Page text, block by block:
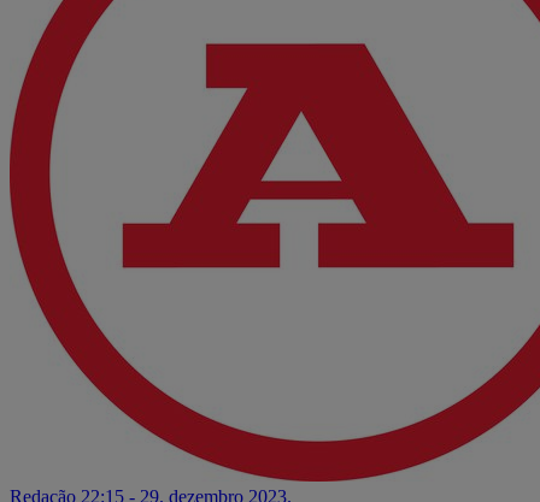
Redação 22:15 - 29. dezembro 2023.